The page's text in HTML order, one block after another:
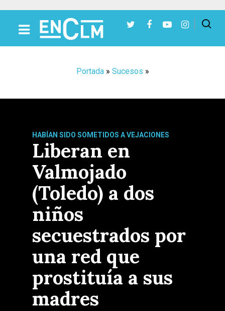
Portada» Sucesos »
HABÍAN SIDO SOMETIDOS A VEJACIONES
Liberan en
Valmojado
(Toledo) a dos
niños
secuestrados por
una red que
prostituía a sus
madres